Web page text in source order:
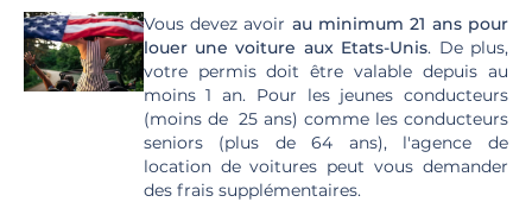
Vous devez avoir au minimum 21 ans pour
louer une voiture aux Etats-Unis. De plus,
votre permis doit être valable depuis au
moins 1 an. Pour les jeunes conducteurs
(moins de 25 ans) comme les conducteurs
seniors (plus de 64 ans), l'agence de
location de voitures peut vous demander
des frais supplémentaires.